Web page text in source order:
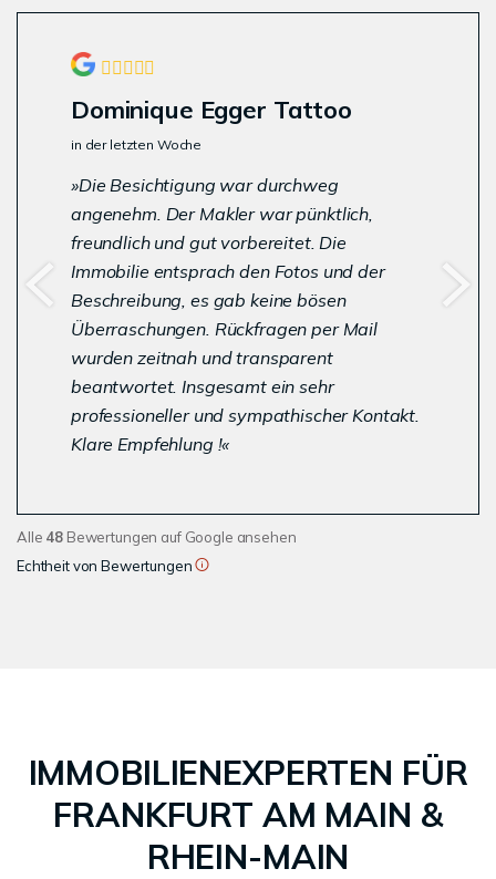
Dominique Egger Tattoo
in der letzten Woche
Die Besichtigung war durchweg
angenehm. Der Makler war pünktlich,
freundlich und gut vorbereitet. Die
Immobilie entsprach den Fotos und der
Beschreibung, es gab keine bösen
Überraschungen. Rückfragen per Mail
wurden zeitnah und transparent
beantwortet. Insgesamt ein sehr
professioneller und sympathischer Kontakt.
Klare Empfehlung !
Alle 48 Bewertungen auf Google ansehen
Echtheit von Bewertungen
IMMOBILIENEXPERTEN FÜR
FRANKFURT AM MAIN &
RHEIN-MAIN